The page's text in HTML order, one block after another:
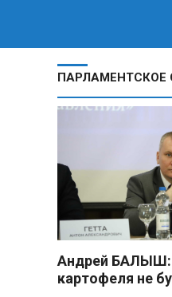
ПАРЛАМЕНТСКОЕ
Андрей БАЛЫШ:
картофеля не